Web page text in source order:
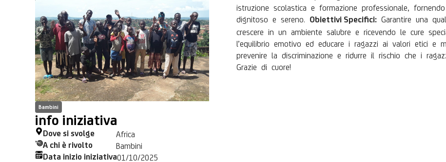
Bambini
info iniziativa
Dove si svolge Africa
A chi è rivolto Bambini
Data inizio iniziativa01/10/2025
istruzione scolastica e formazione professionale,
dignitoso e sereno. Obiettivi Specifici: Garantire una
crescere in un ambiente salubre e ricevendo le cure
l’equilibrio emotivo ed educare i ragazzi ai valori etici e
prevenire la discriminazione e ridurre il rischio che i
Grazie di cuore!